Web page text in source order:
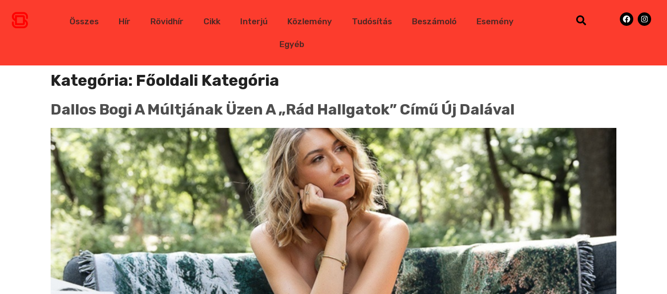
Összes Hír Rövidhír Cikk Interjú Közlemény Tudósítás Beszámoló Esemény
Egyéb
Kategória: Főoldali Kategória
Dallos Bogi A Múltjának Üzen A „Rád Hallgatok” Című Új Dalával